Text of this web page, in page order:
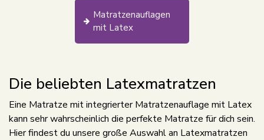
Matratzenauflagen
mit Latex
Die beliebten Latexmatratzen
Eine Matratze mit integrierter Matratzenauflage mit Latex
kann sehr wahrscheinlich die perfekte Matratze für dich sein.
Hier findest du unsere große Auswahl an Latexmatratzen